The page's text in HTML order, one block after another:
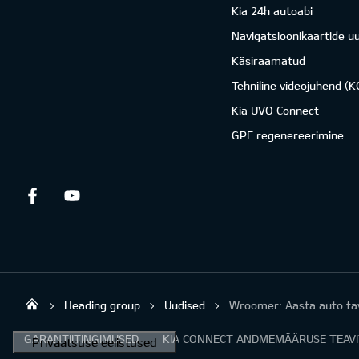
Kia 24h autoabi
Navigatsioonikaartide
Käsiraamatud
Tehniline videojuhend
Kia UVO Connect
GPF regenereerimine
Facebook
Sirtaki OÜ
Heading group Uudised Wroomer: Aasta auto
GARANTIITINGIMUSED KIA CONNECT ANDMEMÄÄRUSE